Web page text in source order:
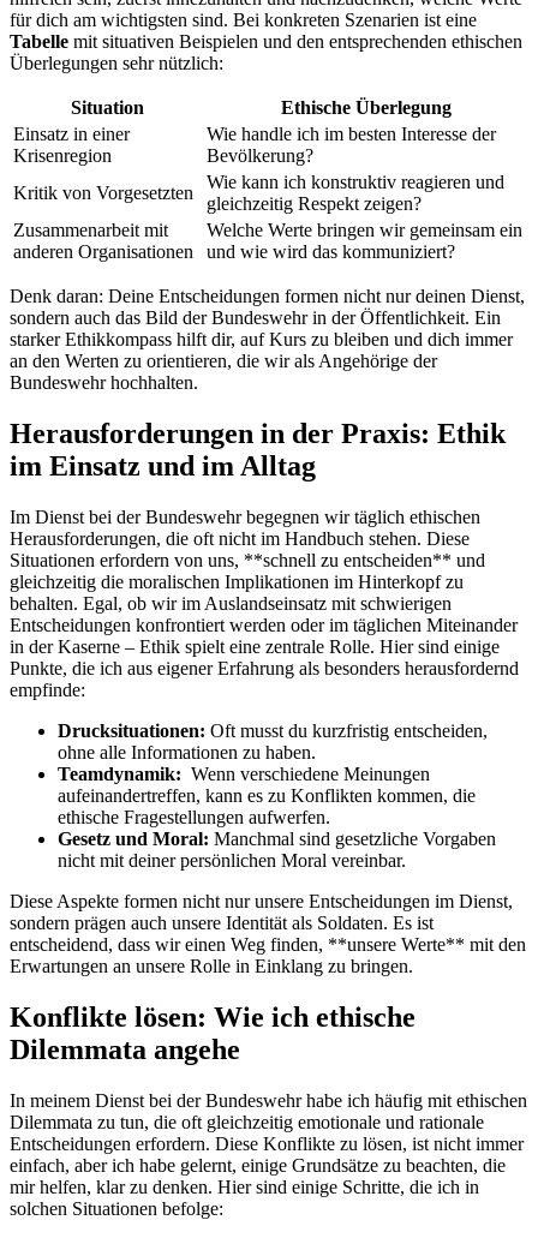
für dich am wichtigsten sind. Bei⁣ konkreten Szenarien ist eine ⁣
Tabelle mit ‍situativen​ Beispielen und den entsprechenden ethischen
Überlegungen sehr ⁤nützlich:
Situation
Ethische Überlegung
Einsatz in einer
Krisenregion
Wie handle ich im besten Interesse​ der
‍Bevölkerung?
Kritik ⁣von Vorgesetzten
Wie ‍kann ich konstruktiv reagieren und
gleichzeitig⁢ Respekt zeigen?
Zusammenarbeit mit
anderen ​Organisationen
Welche Werte⁤ bringen wir gemeinsam ein
und‍ wie wird das kommuniziert?
Denk⁣ daran: Deine Entscheidungen formen​ nicht ⁤nur deinen Dienst,
sondern auch das Bild ⁣der Bundeswehr in der Öffentlichkeit. Ein
starker Ethikkompass hilft dir, ⁢auf Kurs ‍zu bleiben⁤ und ​dich immer
an den Werten‍ zu‌ orientieren, ‌die wir ​als ⁢Angehörige der
⁢Bundeswehr hochhalten.
Herausforderungen ‍in der⁢ Praxis: Ethik​
im ⁤Einsatz und⁤ im Alltag
Im ⁢Dienst‌ bei der Bundeswehr begegnen wir täglich ethischen
Herausforderungen, ⁢die oft ⁤nicht im Handbuch⁣ stehen. Diese⁢
Situationen erfordern von uns, **schnell zu entscheiden**⁣ und‍
gleichzeitig‌ die⁢ moralischen Implikationen ​im Hinterkopf zu
behalten. Egal, ob wir im‍ Auslandseinsatz mit schwierigen
Entscheidungen konfrontiert werden oder im täglichen ​Miteinander ​
in der Kaserne‌ – Ethik⁤ spielt eine zentrale ⁤Rolle. ⁢Hier sind einige
Punkte, die ich aus eigener Erfahrung als besonders herausfordernd
empfinde:
Drucksituationen: Oft musst ⁣du kurzfristig entscheiden,
ohne alle Informationen​ zu ⁣haben.
Teamdynamik: ⁤ Wenn verschiedene⁣ Meinungen
aufeinandertreffen, ‍kann es ⁣zu Konflikten‍ kommen, die
‍ethische Fragestellungen aufwerfen.
Gesetz⁤ und Moral: ⁤Manchmal sind ‌gesetzliche Vorgaben
‌nicht mit deiner persönlichen Moral vereinbar.
Diese Aspekte formen nicht ⁢nur unsere Entscheidungen im ⁣Dienst,⁤
sondern prägen auch unsere Identität ​als‌ Soldaten. Es ist⁤
entscheidend, dass wir einen Weg finden,‌ **unsere‌ Werte** ‌mit den
⁤Erwartungen an⁢ unsere⁤ Rolle in Einklang zu bringen.
Konflikte lösen: Wie ich ethische
Dilemmata angehe
In meinem Dienst bei der Bundeswehr ‍habe⁢ ich⁢ häufig mit ​ethischen
⁣Dilemmata zu tun,⁤ die‌ oft‌ gleichzeitig emotionale und rationale
Entscheidungen erfordern. Diese Konflikte zu lösen, ist nicht immer
einfach, aber ich habe‌ gelernt, einige Grundsätze zu beachten, die
mir⁢ helfen, klar zu​ denken. Hier ⁣sind einige Schritte,‌ die ich in
solchen Situationen befolge: